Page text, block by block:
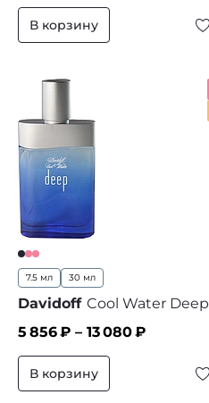
В корзину
7.5 мл 30 мл
Davidoff Cool Water Deep
5 856₽ – 13 080₽
В корзину